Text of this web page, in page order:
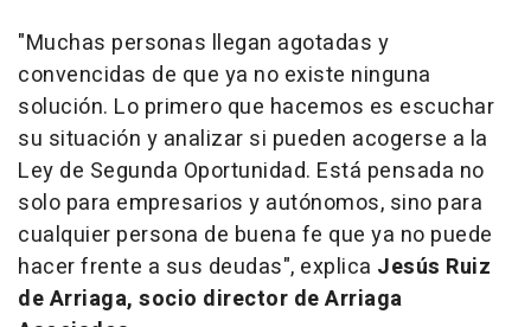
"Muchas personas llegan agotadas y
convencidas de que ya no existe ninguna
solución. Lo primero que hacemos es escuchar
su situación y analizar si pueden acogerse a la
Ley de Segunda Oportunidad. Está pensada no
solo para empresarios y autónomos, sino para
cualquier persona de buena fe que ya no puede
hacer frente a sus deudas", explica Jesús Ruiz
de Arriaga, socio director de Arriaga